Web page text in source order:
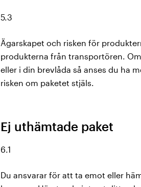
5.3
Ägarskapet och risken för
produkterna från transportören.
eller i din brevlåda så anses du ha
risken om paketet stjäls.
Ej uthämtade paket
6.1
Du ansvarar för att ta emot eller